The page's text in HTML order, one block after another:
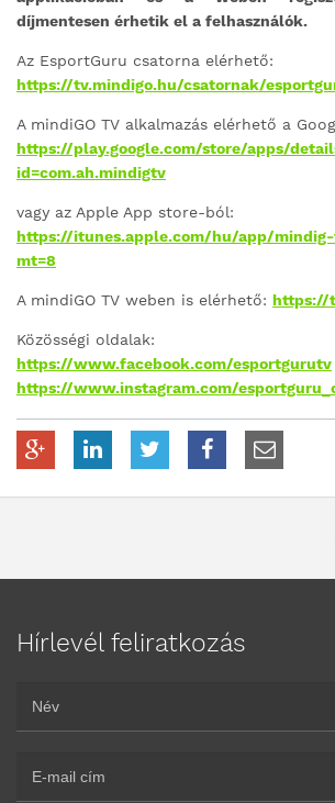
díjmentesen érhetik el a felhasználók.
Az EsportGuru csatorna elérhető:
https://tv.mindigo.hu/csatornak/
A mindiGO TV alkalmazás elérhető a
https://play.google.com/store/apps/
id=com.ah.mindigtv
vagy az Apple App store-ból:
https://itunes.apple.com/hu/app/mindig-
mt=8
A mindiGO TV weben is elérhető: https://
Közösségi oldalak:
https://www.facebook.com/esportgurutv
https://www.instagram.com/
Hírlevél feliratkozás